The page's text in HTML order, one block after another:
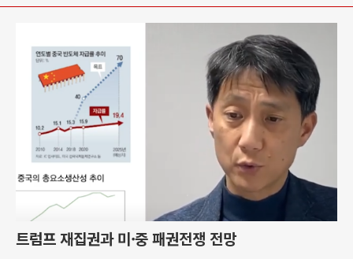
트럼프 재집권과 미·중 패권전쟁 전망